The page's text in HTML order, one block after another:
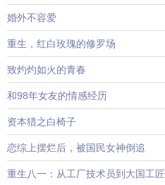
婚外不容爱
重生，红白玫瑰的修罗场
致灼灼如火的青春
和98年女友的情感经历
资本猎之白椅子
恋综上摆烂后，被国民女神倒追
重生八一：从工厂技术员到大国工匠